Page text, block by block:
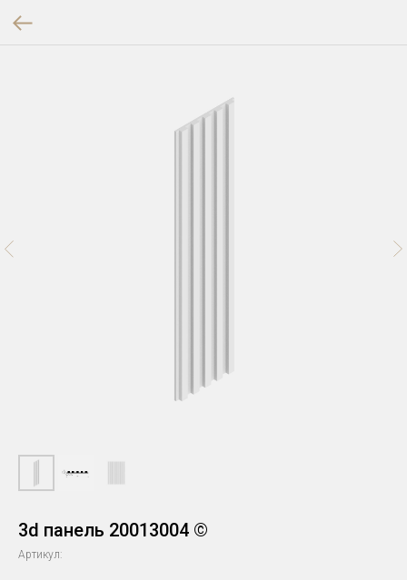
3d панель 20013004 ©
Артикул: